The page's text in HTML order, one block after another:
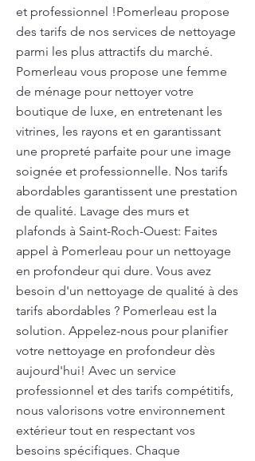
et professionnel !Pomerleau propose
des tarifs de nos services de nettoyage
parmi les plus attractifs du marché.
Pomerleau vous propose une femme
de ménage pour nettoyer votre
boutique de luxe, en entretenant les
vitrines, les rayons et en garantissant
une propreté parfaite pour une image
soignée et professionnelle. Nos tarifs
abordables garantissent une prestation
de qualité. Lavage des murs et
plafonds à Saint-Roch-Ouest: Faites
appel à Pomerleau pour un nettoyage
en profondeur qui dure. Vous avez
besoin d'un nettoyage de qualité à des
tarifs abordables ? Pomerleau est la
solution. Appelez-nous pour planifier
votre nettoyage en profondeur dès
aujourd'hui! Avec un service
professionnel et des tarifs compétitifs,
nous valorisons votre environnement
extérieur tout en respectant vos
besoins spécifiques. Chaque